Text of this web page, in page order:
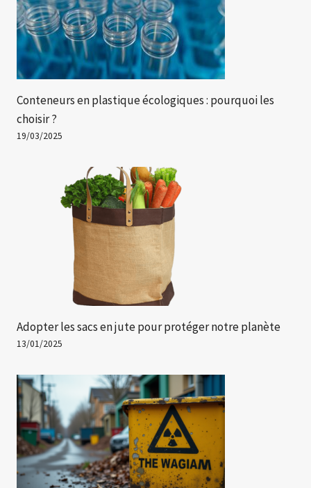
Conteneurs en plastique écologiques : pourquoi les
choisir ?
19/03/2025
Adopter les sacs en jute pour protéger notre planète
13/01/2025